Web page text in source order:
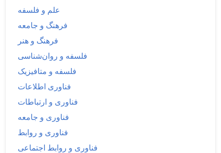
علم و فلسفه
فرهنگ و جامعه
فرهنگ و هنر
فلسفه و روان‌شناسی
فلسفه و متافیزیک
فناوری اطلاعات
فناوری و ارتباطات
فناوری و جامعه
فناوری و روابط
فناوری و روابط اجتماعی